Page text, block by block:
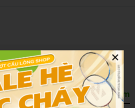
Xem thêm
×